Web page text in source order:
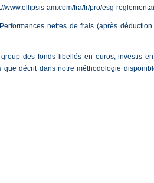
am.com/fra/fr/pro/esg-
nettes de frais (après
des fonds libellés en euros, investis
décrit dans notre méthodologie